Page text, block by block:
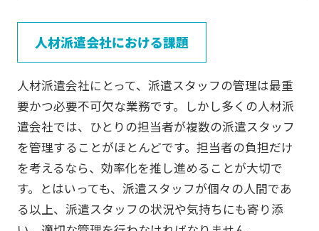
人材派遣会社における課題
人材派遣会社にとって、派遣スタッフの管理は最重
要かつ必要不可欠な業務です。しかし多くの人材派
遣会社では、ひとりの担当者が複数の派遣スタッフ
を管理することがほとんどです。担当者の負担だけ
を考えるなら、効率化を推し進めることが大切で
す。とはいっても、派遣スタッフが個々の人間であ
る以上、派遣スタッフの状況や気持ちにも寄り添